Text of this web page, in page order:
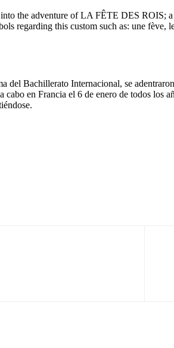
the adventure of LA FÊTE DES
regarding this custom such as: une
del Bachillerato Internacional, se
cabo en Francia el 6 de enero de todos